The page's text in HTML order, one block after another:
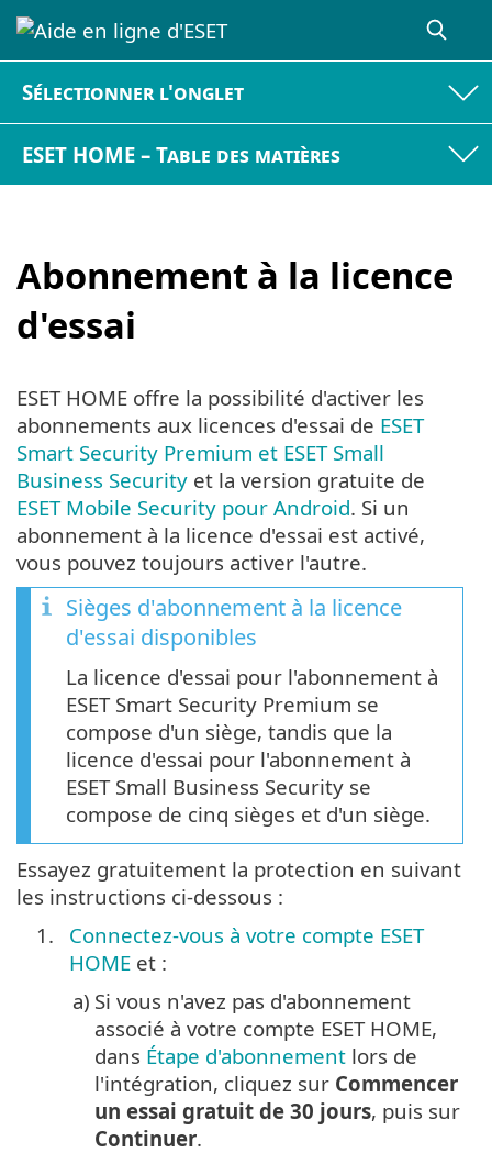
Sélectionner l'onglet
ESET HOME – Table des matières
Abonnement à la licence
d'essai
ESET HOME offre la possibilité d'activer les
abonnements aux licences d'essai de ESET
Smart Security Premium et ESET Small
Business Security et la version gratuite de
ESET Mobile Security pour Android. Si un
abonnement à la licence d'essai est activé,
vous pouvez toujours activer l'autre.
Sièges d'abonnement à la licence
d'essai disponibles
La licence d'essai pour l'abonnement à
ESET Smart Security Premium se
compose d'un siège, tandis que la
licence d'essai pour l'abonnement à
ESET Small Business Security se
compose de cinq sièges et d'un siège.
Essayez gratuitement la protection en suivant
les instructions ci-dessous :
1.
Connectez-vous à votre compte ESET
HOME et :
a) Si vous n'avez pas d'abonnement
associé à votre compte ESET HOME,
dans Étape d'abonnement lors de
l'intégration, cliquez sur Commencer
un essai gratuit de 30 jours, puis sur
Continuer.